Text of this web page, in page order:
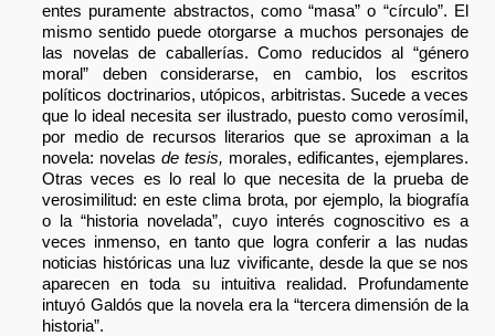
entes puramente abstractos, como “masa” o “círculo”. El
mismo sentido puede otorgarse a muchos personajes de
las novelas de caballerías. Como reducidos al “género
moral” deben considerarse, en cambio, los escritos
políticos doctrinarios, utópicos, arbitristas. Sucede a veces
que lo ideal necesita ser ilustrado, puesto como verosímil,
por medio de recursos literarios que se aproximan a la
novela: novelasde tesis, morales, edificantes, ejemplares.
Otras veces es lo real lo que necesita de la prueba de
verosimilitud: en este clima brota, por ejemplo, la biografía
o la “historia novelada”, cuyo interés cognoscitivo es a
veces inmenso, en tanto que logra conferir a las nudas
noticias históricas una luz vivificante, desde la que se nos
aparecen en toda su intuitiva realidad. Profundamente
intuyó Galdós que la novela era la “tercera dimensión de la
historia”.